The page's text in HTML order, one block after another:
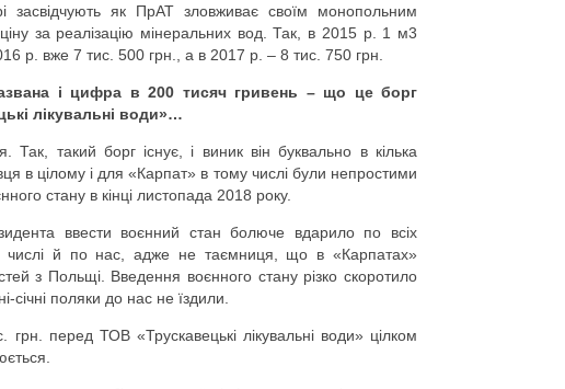
засвідчують як ПрАТ зловживає своїм монопольним
за реалізацію мінеральних вод. Так, в 2015 р. 1 м3
р. вже 7 тис. 500 грн., а в 2017 р. – 8 тис. 750 грн.
і цифра в 200 тисяч гривень – що це борг
лікувальні води»…
такий борг існує, і виник він буквально в кілька
в цілому і для «Карпат» в тому числі були непростими
стану в кінці листопада 2018 року.
ввести воєнний стан болюче вдарило по всіх
числі й по нас, адже не таємниця, що в «Карпатах»
з Польщі. Введення воєнного стану різко скоротило
січні поляки до нас не їздили.
перед ТОВ «Трускавецькі лікувальні води» цілком